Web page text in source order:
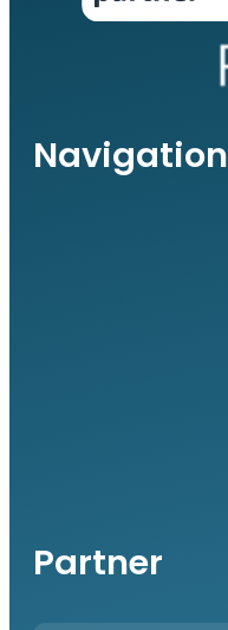
Navigation
Partner